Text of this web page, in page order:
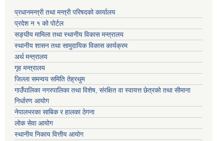
प्रधानमन्त्री तथा मन्त्री परिषदको कार्यालय
प्रदेश न‌‍ १ को पोर्टल
सङ्घीय मामिला तथा स्थानीय विकास मन्त्रालय
स्थानीय शासन तथा सामुदायिक विकास कार्यक्रम
अर्थ मन्त्रालय
गृह मन्त्रालय
जिल्ला समन्वय समिति तेह्रथुम
गाउँपालिका नगरपालिका तथा विशेष, संरक्षित वा स्वायत्त छेत्रको तथा सीमाना
निर्धारण आयोग
नेपालभरका साबिक र हालका ठेगना
लोक सेवा आयोग
स्थानीय निकाय वित्तीय आयोग